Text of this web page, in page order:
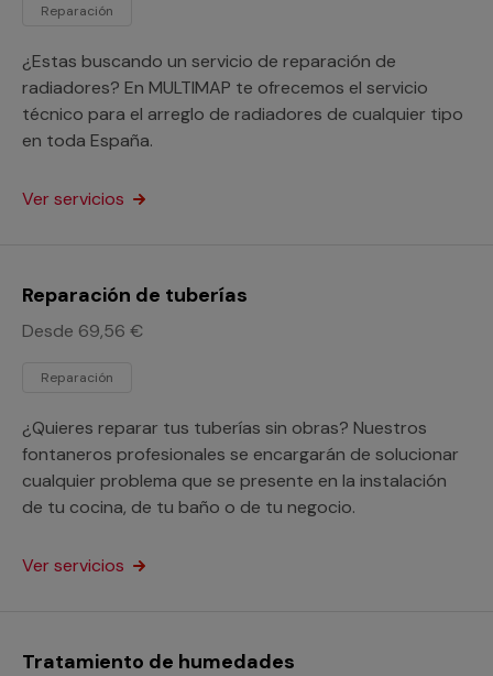
Reparación
¿Estas buscando un servicio de reparación de
radiadores? En MULTIMAP te ofrecemos el servicio
técnico para el arreglo de radiadores de cualquier tipo
en toda España.
Ver servicios
Reparación de tuberías
Desde 69,56 €
Reparación
¿Quieres reparar tus tuberías sin obras? Nuestros
fontaneros profesionales se encargarán de solucionar
cualquier problema que se presente en la instalación
de tu cocina, de tu baño o de tu negocio.
Ver servicios
Tratamiento de humedades